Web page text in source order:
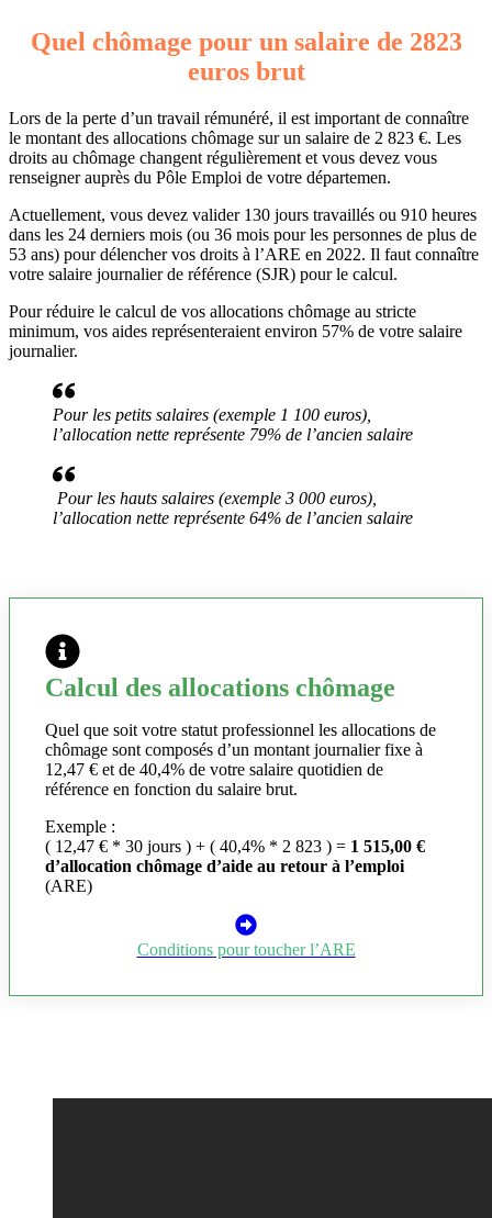
Quel chômage pour un salaire de 2823
euros brut
Lors de la perte d’un travail rémunéré, il est important de connaître
le montant des allocations chômage sur un salaire de 2 823 €. Les
droits au chômage changent régulièrement et vous devez vous
renseigner auprès du Pôle Emploi de votre départemen.
Actuellement, vous devez valider 130 jours travaillés ou 910 heures
dans les 24 derniers mois (ou 36 mois pour les personnes de plus de
53 ans) pour délencher vos droits à l’ARE en 2022. Il faut connaître
votre salaire journalier de référence (SJR) pour le calcul.
Pour réduire le calcul de vos allocations chômage au stricte
minimum, vos aides représenteraient environ 57% de votre salaire
journalier.
Pour les petits salaires (exemple 1 100 euros),
l’allocation nette représente 79% de l’ancien salaire
Pour les hauts salaires (exemple 3 000 euros),
l’allocation nette représente 64% de l’ancien salaire
Calcul des allocations chômage
Quel que soit votre statut professionnel les allocations de
chômage sont composés d’un montant journalier fixe à
12,47 € et de 40,4% de votre salaire quotidien de
référence en fonction du salaire brut.
Exemple :
( 12,47 € * 30 jours ) + ( 40,4% * 2 823 ) = 1 515,00 €
d’allocation chômage d’aide au retour à l’emploi
(ARE)
Conditions pour toucher l’ARE